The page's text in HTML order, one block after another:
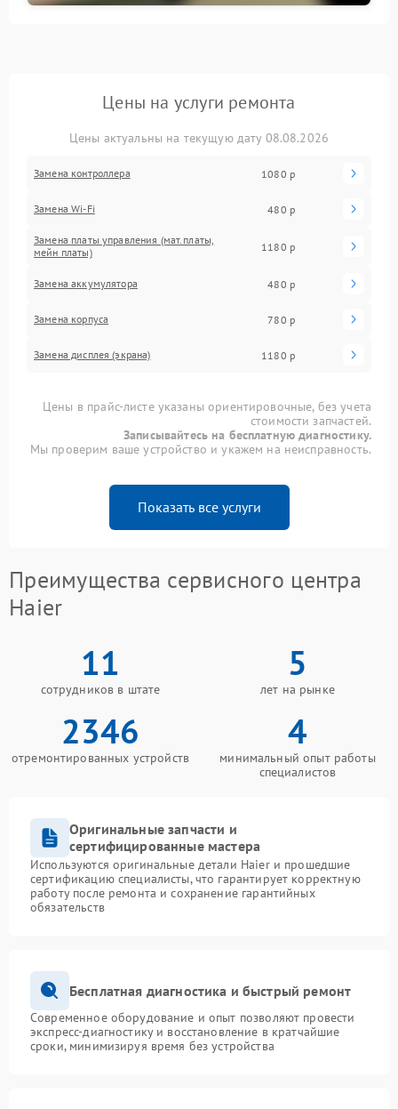
Цены на услуги ремонта
Цены актуальны на текущую дату 08.08.2026
Замена контроллера 1080 р
Замена Wi-Fi 480 р
Замена платы управления (мат.платы,
мейн платы)
1180 р
Замена аккумулятора 480 р
Замена корпуса 780 р
Замена дисплея (экрана) 1180 р
Цены в прайс-листе указаны ориентировочные, без учета
стоимости запчастей.
Записывайтесь на бесплатную диагностику.
Мы проверим ваше устройство и укажем на неисправность.
Показать все услуги
Преимущества сервисного центра
Haier
11
сотрудников в штате
5
лет на рынке
2346
отремонтированных устройств
4
минимальный опыт работы
специалистов
Оригинальные запчасти и
сертифицированные мастера
Используются оригинальные детали Haier и прошедшие
сертификацию специалисты, что гарантирует корректную
работу после ремонта и сохранение гарантийных
обязательств
Бесплатная диагностика и быстрый ремонт
Современное оборудование и опыт позволяют провести
экспресс-диагностику и восстановление в кратчайшие
сроки, минимизируя время без устройства